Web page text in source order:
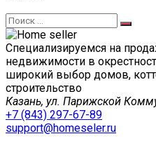
Искать:
Специализируемся на
недвижимости в
широкий выбор домов,
строительство
Казань, ул. Парижской
+7 (843) 297-67-89
support@homeseler.ru